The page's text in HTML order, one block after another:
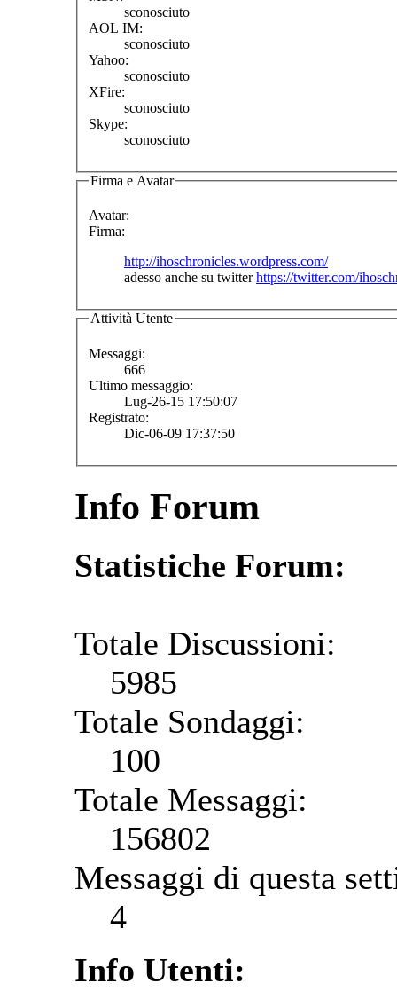
sconosciuto
AOL IM:
sconosciuto
Yahoo:
sconosciuto
XFire:
sconosciuto
Skype:
sconosciuto
Firma e Avatar
Avatar:
Firma:
http://ihoschronicles.wordpress.com/
adesso anche su twitterhttps://twitter.com/
Attività Utente
Messaggi:
666
Ultimo messaggio:
Lug-26-15 17:50:07
Registrato:
Dic-06-09 17:37:50
Info Forum
Statistiche Forum:
Totale Discussioni:
5985
Totale Sondaggi:
100
Totale Messaggi:
156802
Messaggi di questa
4
Info Utenti: